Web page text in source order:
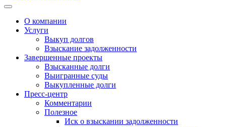
О компании
Услуги
Выкуп долгов
Взыскание задолженности
Завершенные проекты
Взысканные долги
Выигранные суды
Выкупленные долги
Пресс-центр
Комментарии
Полезное
Иск о взыскании задолженности